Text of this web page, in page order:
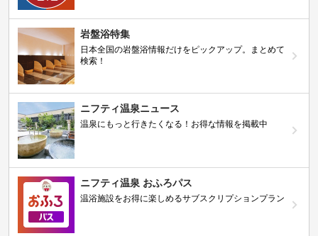
岩盤浴特集
日本全国の岩盤浴情報だけをピックアップ。まとめて
検索！
ニフティ温泉ニュース
温泉にもっと行きたくなる！お得な情報を掲載中
ニフティ温泉 おふろパス
温浴施設をお得に楽しめるサブスクリプションプラン